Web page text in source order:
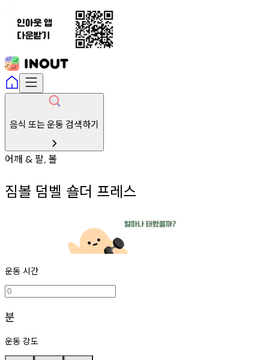
음식 또는 운동 검색하기
어깨 & 팔, 볼
짐볼 덤벨 숄더 프레스
운동 시간
분
운동 강도